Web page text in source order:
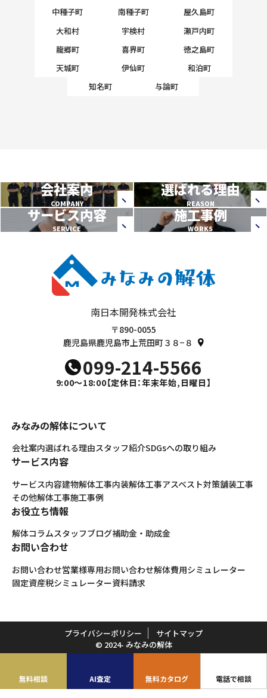
中種子町
南種子町
屋久島町
大和村
宇検村
瀬戸内町
龍郷町
喜界町
徳之島町
天城町
伊仙町
和泊町
知名町
与論町
会社案内
COMPANY
選ばれる理由
REASON
サービス内容
SERVICE
施工事例
WORKS
南日本開発株式会社
〒890-0055
鹿児島県鹿児島市上荒田町３８−８
099-214-5566
9:00～18:00【定休日：年末年始,日曜日】
みなみの解体について
会社案内選ばれる理由スタッフ紹介SDGsへの取り組み
サービス内容
サービス内容建物解体工事内装解体工事アスベスト対策舗装工事
その他解体工事施工事例
お役立ち情報
解体コラムスタッフブログ補助金・助成金
お問い合わせ
お問い合わせ営業様専用お問い合わせ解体費用シミュレーター
固定資産税シミュレーター資料請求
無料相談 AI査定 無料カタログ 電話で相談
プライバシーポリシー
サイトマップ
© 2024- みなみの解体